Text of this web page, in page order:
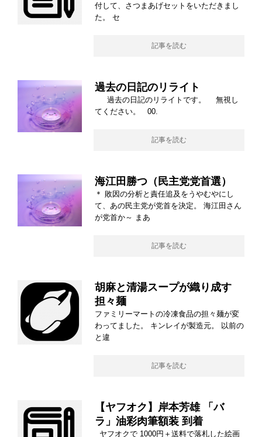
付して、さつまあげセットをいただきまし
た。 セ
記事を読む
過去の日記のリライト
過去の日記のリライトです。 無視し
てください。 00.
記事を読む
海江田勝つ（民主党党首選）
＊ 敗因の分析と責任追及をうやむやにし
て、あの民主党が党首を決定。 海江田さん
が党首か～ まあ
記事を読む
胡麻と清湯スープが織り成す
担々麺
ファミリーマートの冷凍食品の担々麺が変
わってました。 キンレイが製造元。 以前の
と違
記事を読む
【ヤフオク】岸本芳雄 「バ
ラ」油彩肉筆額装 到着
ヤフオクで 1000円＋送料で落札した絵画